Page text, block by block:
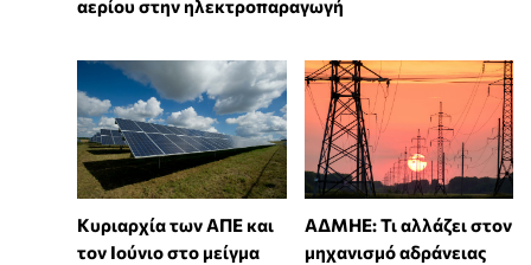
αερίου στην ηλεκτροπαραγωγή
Κυριαρχία των ΑΠΕ και
τον Ιούνιο στο μείγμα
ΑΔΜΗΕ: Τι αλλάζει στον
μηχανισμό αδράνειας